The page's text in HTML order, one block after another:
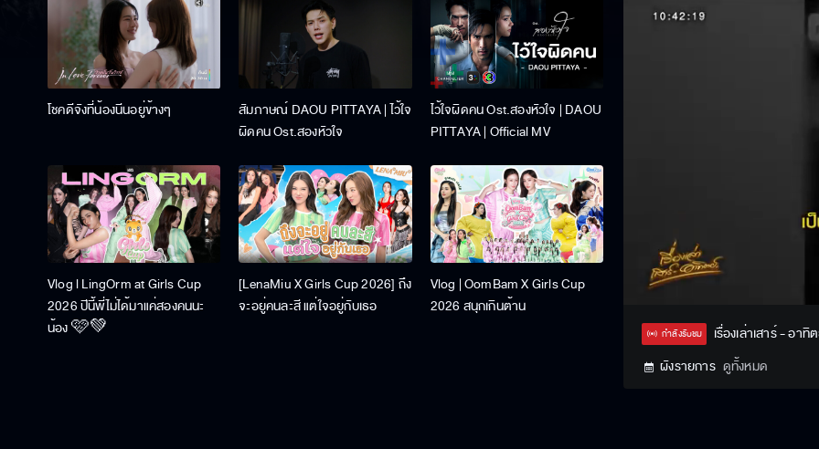
โชคดีจังที่น้องนีนอยู่ข้างๆ
สัมภาษณ์ DAOU PITTAYA | ไว้ใจ
ผิดคน Ost.สองหัวใจ
ไว้ใจผิดคน Ost.สองหัวใจ | DAOU
PITTAYA | Official MV
Vlog l LingOrm at Girls Cup
2026 ปีนี้พี่ไม่ได้มาแค่สองคนนะ
น้อง 🩷💚
[LenaMiu X Girls Cup 2026] ถึง
จะอยู่คนละสี แต่ใจอยู่กับเธอ
Vlog | OomBam X Girls Cup
2026 สนุกเกินต้าน
Type
กำลังรับชม
เรื่องเล่าเสาร์ - อาทิ
ผังรายการ ดูทั้งหมด